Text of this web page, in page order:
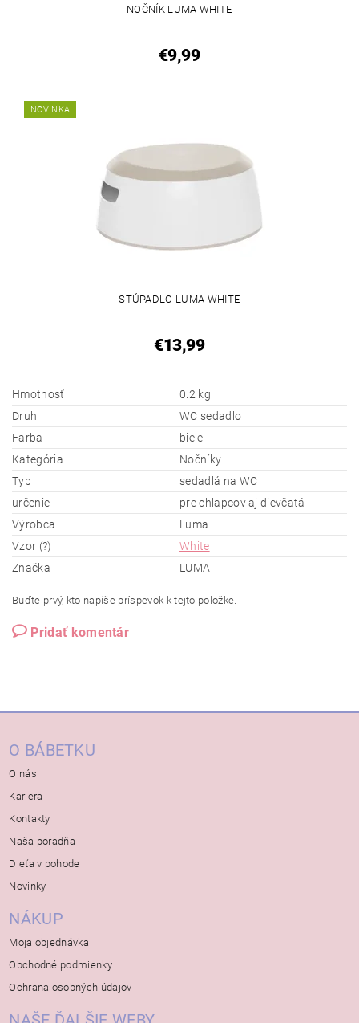
NOČNÍK LUMA WHITE
€9,99
NOVINKA
STÚPADLO LUMA WHITE
€13,99
Hmotnosť
0.2 kg
Druh
WC sedadlo
Farba
biele
Kategória
Nočníky
Typ
sedadlá na WC
určenie
pre chlapcov aj dievčatá
Výrobca
Luma
Vzor (?)
White
Značka
LUMA
Buďte prvý, kto napíše príspevok k tejto položke.
Pridať komentár
O BÁBETKU
O nás
Kariera
Kontakty
Naša poradňa
Dieťa v pohode
Novinky
NÁKUP
Moja objednávka
Obchodné podmienky
Ochrana osobných údajov